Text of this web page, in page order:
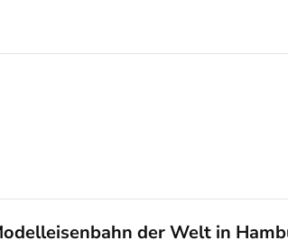
der Welt in